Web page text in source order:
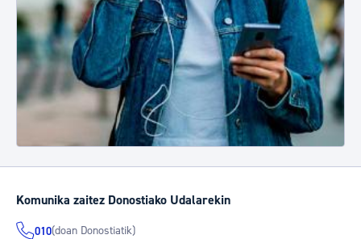
Komunika zaitez Donostiako Udalarekin
010(doan Donostiatik)